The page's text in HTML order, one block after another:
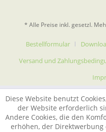
* Alle Preise inkl. gesetzl.
Bestellformular
Versand und
Diese Website benutzt
der Website erforderlich
Andere Cookies, die den
erhöhen, der